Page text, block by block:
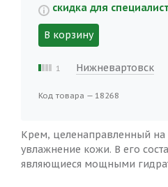
Крем, целенаправленный на
увлажнение кожи. В его
являющиеся мощными
скидка для
В корзину
1 Нижневартовск
Код товара — 18268